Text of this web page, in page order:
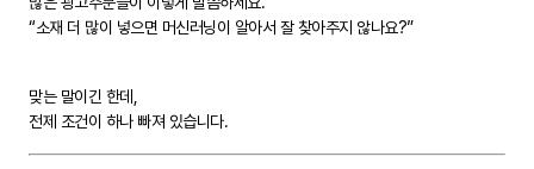
“소재 더 많이 넣으면 머신러닝이 알아서 잘 찾아주지 않나요?”
맞는 말이긴 한데,
전제 조건이 하나 빠져 있습니다.